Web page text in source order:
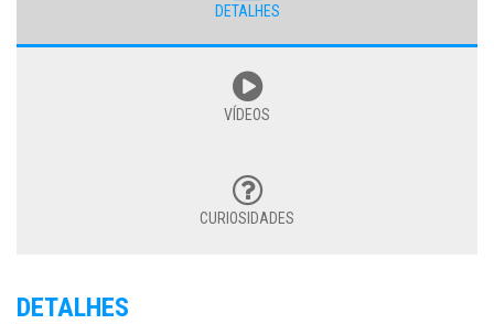
DETALHES
VÍDEOS
CURIOSIDADES
DETALHES